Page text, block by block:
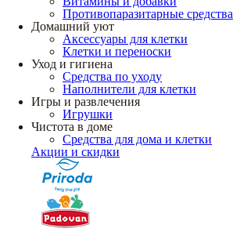
Противопаразитарные средства
Домашний уют
Аксессуары для клетки
Клетки и переноски
Уход и гигиена
Средства по уходу
Наполнители для клетки
Игры и развлечения
Игрушки
Чистота в доме
Средства для дома и клетки
Акции и скидки